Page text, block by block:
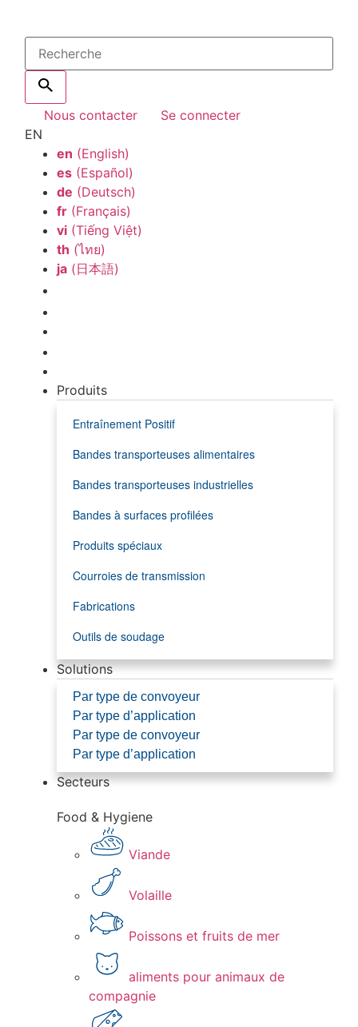
Nous contacter
Se connecter
EN
en (English)
es (Español)
de (Deutsch)
fr (Français)
vi (Tiếng Việt)
th (ไทย)
ja (日本語)
Produits
Entraînement Positif
Bandes transporteuses alimentaires
Bandes transporteuses industrielles
Bandes à surfaces profilées
Produits spéciaux
Courroies de transmission
Fabrications
Outils de soudage
Solutions
Par type de convoyeur
Par type d’application
Par type de convoyeur
Par type d’application
Secteurs
Food & Hygiene
Viande​
Volaille​
Poissons et fruits de mer​
aliments pour animaux de
compagnie